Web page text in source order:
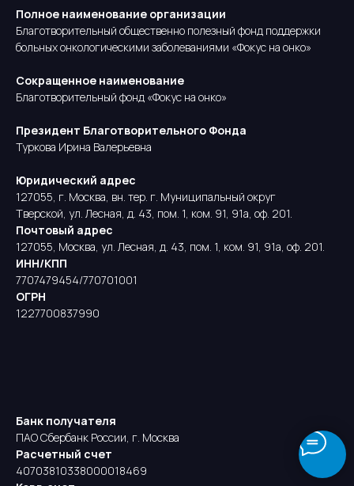
Полное наименование организации
Благотворительный общественно полезный фонд поддержки
больных онкологическими заболеваниями «Фокус на онко»
Сокращенное наименование
Благотворительный фонд «Фокус на онко»
Президент Благотворительного Фонда
Туркова Ирина Валерьевна
Юридический адрес
127055, г. Москва, вн. тер. г. Муниципальный округ
Тверской, ул. Лесная, д. 43, пом. 1, ком. 91, 91а, оф. 201.
Почтовый адрес
127055, Москва, ул. Лесная, д. 43, пом. 1, ком. 91, 91а, оф. 201.
ИНН/КПП
7707479454/770701001
ОГРН
1227700837990
Банк получателя
ПАО Сбербанк России, г. Москва
Расчетный счет
40703810338000018469